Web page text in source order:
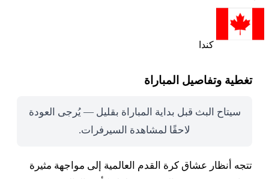
كندا
تغطية وتفاصيل المباراة
سيتاح البث قبل بداية المباراة بقليل — يُرجى العودة
لاحقًا لمشاهدة السيرفرات.
تتجه أنظار عشاق كرة القدم العالمية إلى مواجهة مثيرة